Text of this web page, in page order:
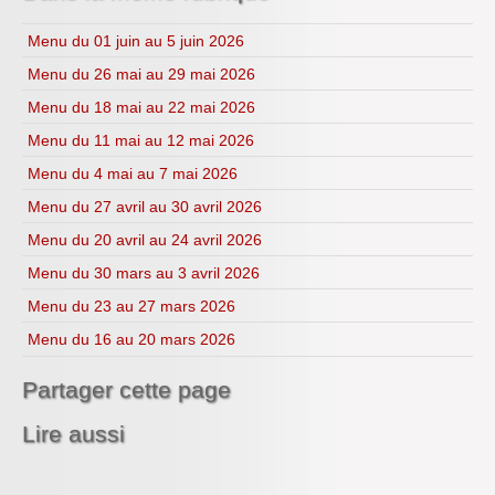
CDI
Menu du 01 juin au 5 juin 2026
Menu du 26 mai au 29 mai 2026
Menu du 18 mai au 22 mai 2026
Menu du 11 mai au 12 mai 2026
Menu du 4 mai au 7 mai 2026
Menu du 27 avril au 30 avril 2026
Menu du 20 avril au 24 avril 2026
Menu du 30 mars au 3 avril 2026
Menu du 23 au 27 mars 2026
Menu du 16 au 20 mars 2026
Partager cette page
Lire aussi